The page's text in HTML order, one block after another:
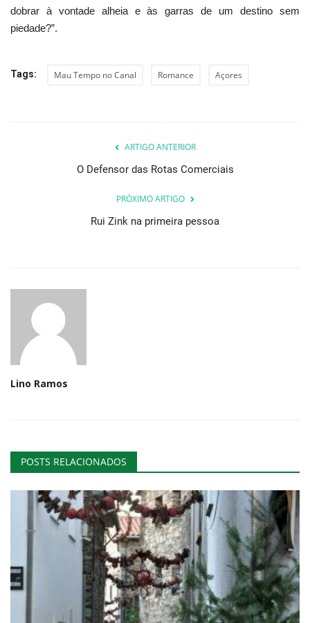
dobrar à vontade alheia e às garras de um destino sem
piedade?”.
Tags: Mau Tempo no Canal Romance Açores
ARTIGO ANTERIOR
O Defensor das Rotas Comerciais
PRÓXIMO ARTIGO
Rui Zink na primeira pessoa
Lino Ramos
POSTS RELACIONADOS